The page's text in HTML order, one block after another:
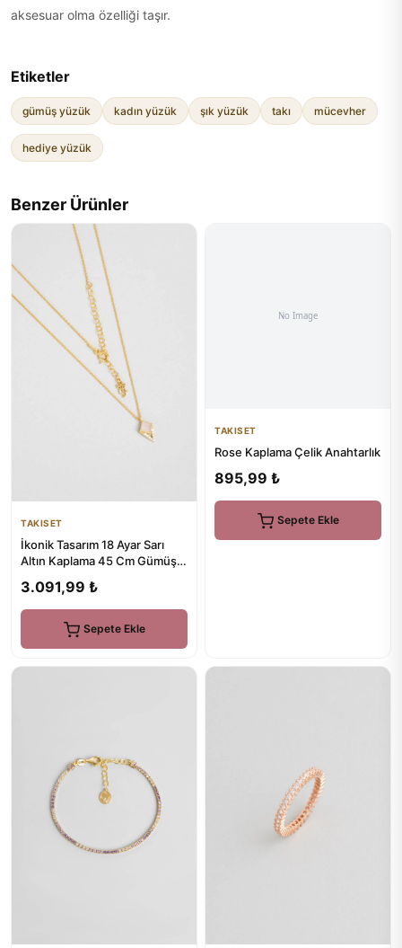
aksesuar olma özelliği taşır.
Etiketler
gümüş yüzük kadın yüzük şık yüzük takı mücevher
hediye yüzük
Benzer Ürünler
TAKISET
İkonik Tasarım 18 Ayar Sarı
Altın Kaplama 45 Cm Gümüş
3.091,99 ₺
Sepete Ekle
TAKISET
Rose Kaplama Çelik Anahtarlık
895,99 ₺
Sepete Ekle